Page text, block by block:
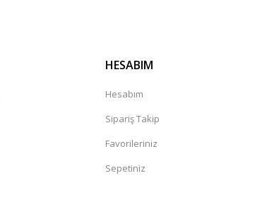
HESABIM
Hesabım
Sipariş Takip
Favorileriniz
Sepetiniz